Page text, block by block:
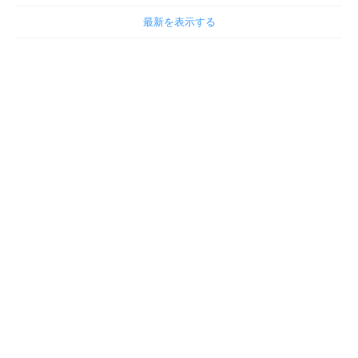
最新を表示する